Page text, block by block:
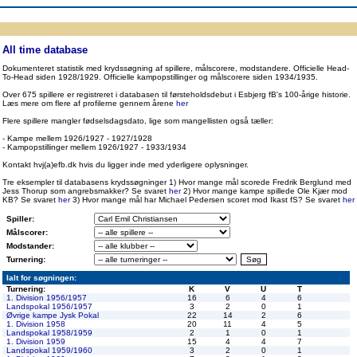
All time database
Dokumenteret statistik med krydssøgning af spillere, målscorere, modstandere. Officielle Head-
To-Head siden 1928/1929. Officielle kampopstillinger og målscorere siden 1934/1935.
Over 675 spillere er registreret i databasen til førsteholdsdebut i Esbjerg fB's 100-årige historie.
Læs mere om flere af profilerne gennem årene her
Flere spillere mangler fødselsdagsdato, lige som mangellisten også tæller:
- Kampe mellem 1926/1927 - 1927/1928
- Kampopstillinger mellem 1926/1927 - 1933/1934
Kontakt hvj(a)efb.dk hvis du ligger inde med yderligere oplysninger.
Tre eksempler til databasens krydssøgninger 1) Hvor mange mål scorede Fredrik Berglund med
Jess Thorup som angrebsmakker? Se svaret her2) Hvor mange kampe spillede Ole Kjær mod
KB? Se svaret her3) Hvor mange mål har Michael Pedersen scoret mod Ikast fS? Se svaret her
Spiller:
Målscorer:
Modstander:
Turnering:
Ialt for søgningen:
Turnering:
K V U
T
1. Division 1956/1957
16 6 4
6
Landspokal 1956/1957
3 2 0
1
Øvrige kampe Jysk Pokal
22 14 2
6
1. Division 1958
20 11 4
5
Landspokal 1958/1959
2 1 0
1
1. Division 1959
15 4 4
7
Landspokal 1959/1960
3 2 0
1